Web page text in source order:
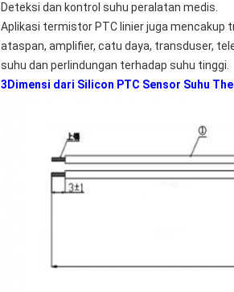
Deteksi dan kontrol suhu peralatan medis.
Aplikasi termistor PTC linier juga mencakup
ataspan, amplifier, catu daya, transduser,
suhu dan perlindungan terhadap suhu tinggi.
3Dimensi dari Silicon PTC Sensor Suhu